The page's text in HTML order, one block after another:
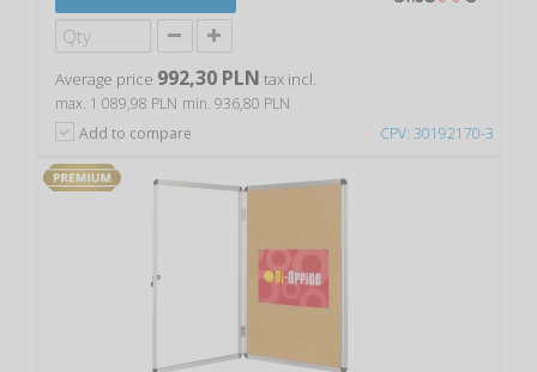
CPV: 30192170-3
Average price 992,30 PLN tax incl.
max. 1 089,98 PLN min. 936,80 PLN
Add to compare